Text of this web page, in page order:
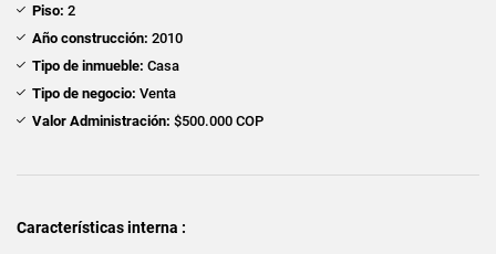
Piso: 2
Año construcción: 2010
Tipo de inmueble: Casa
Tipo de negocio: Venta
Valor Administración: $500.000 COP
Características interna :